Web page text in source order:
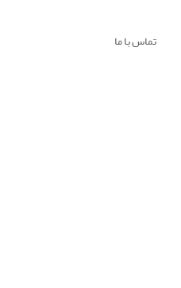
تماس با ما